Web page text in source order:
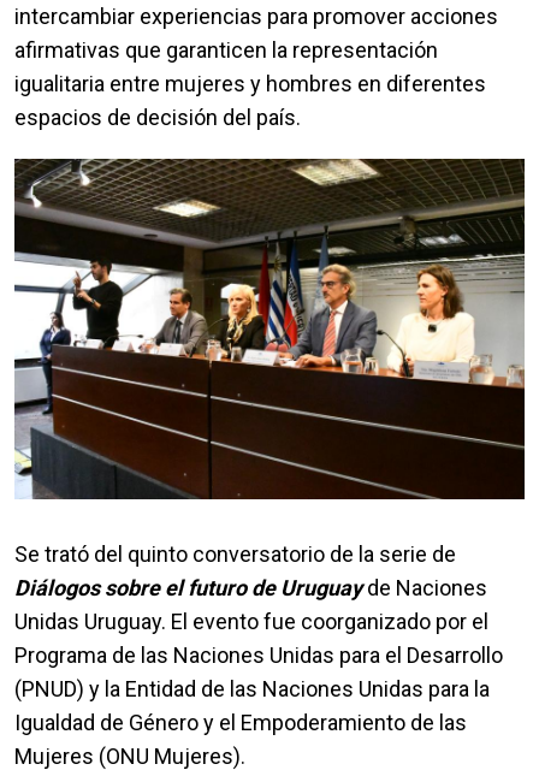
intercambiar experiencias para promover acciones
afirmativas que garanticen la representación
igualitaria entre mujeres y hombres en diferentes
espacios de decisión del país.
Se trató del quinto conversatorio de la serie de
Diálogos sobre el futuro de Uruguayde Naciones
Unidas Uruguay. El evento fue coorganizado por el
Programa de las Naciones Unidas para el Desarrollo
(PNUD) y la Entidad de las Naciones Unidas para la
Igualdad de Género y el Empoderamiento de las
Mujeres (ONU Mujeres).